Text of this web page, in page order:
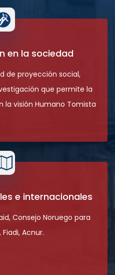
en la sociedad
de proyección social,
que permite la
la visión Humano Tomista
e internacionales
Consejo Noruego para
Acnur.